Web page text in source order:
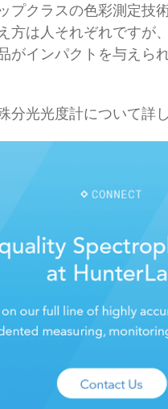
プクラスの色彩測定技
方は人それぞれですが
がインパクトを与えら
分光光度計について詳